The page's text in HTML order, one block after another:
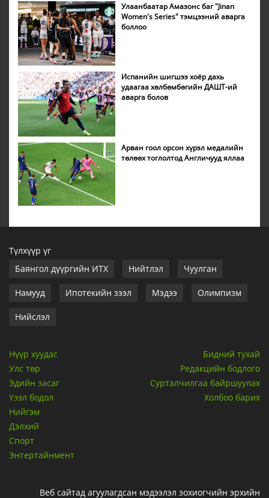
Улаанбаатар Амазонс баг "Jinan
Women's Series" тэмцээний аварга
боллоо
Испанийн шигшээ хоёр дахь
удаагаа хөлбөмбөгийн ДАШТ-ий
аварга болов
Арван гоол орсон хүрэл медалийн
төлөөх тоглолтод Англичууд яллаа
Түлхүүр үг
Баянгол дүүргийн ИТХ
Нийтлэл Чуулган
Намууд Ипотекийн зээл Мэдээ Олимпизм
Нийслэл
Нүүр хуудас
Улс төр
Эдийн засаг
Үзэл бодол
Нийгэм
Дэлхий
Спорт
Энтертайнмент
Бидний тухай
Редакцийн бодлого
Сурталчилгаа байршуулах
Холбоо барих
Веб сайтад агуулагдсан мэдээлэл зохиогчийн эрхийн